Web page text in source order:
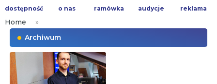
treści
dostępność o nas ramówka audycje reklama
Home
»
Archiwum